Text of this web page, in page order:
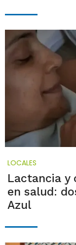
LOCALES
Lactancia y
en salud:
Azul